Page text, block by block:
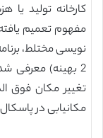
کارخانه تولید یا
مفهوم تعمیم
نویسی مختلط،
2 بهینه) معرفی
تغییر مکان فوق
مکانیابی در